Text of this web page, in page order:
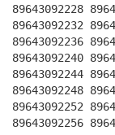
89643092228
89643092232
89643092236
89643092240
89643092244
89643092248
89643092252
89643092256